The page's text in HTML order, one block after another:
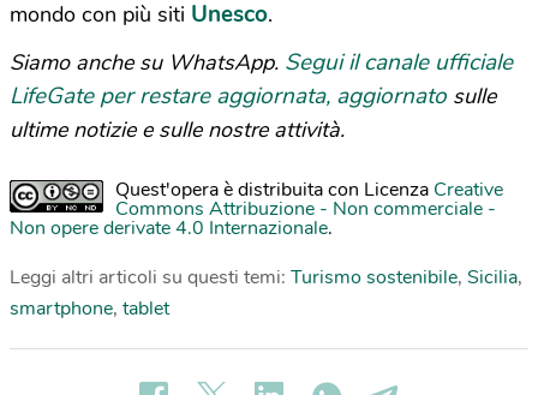
mondo con più siti Unesco.
Siamo anche su WhatsApp. Segui il canale ufficiale
LifeGate per restare aggiornata, aggiornato sulle
ultime notizie e sulle nostre attività.
Quest'opera è distribuita con Licenza Creative
Commons Attribuzione - Non commerciale -
Non opere derivate 4.0 Internazionale.
Leggi altri articoli su questi temi: Turismo sostenibile, Sicilia,
smartphone, tablet